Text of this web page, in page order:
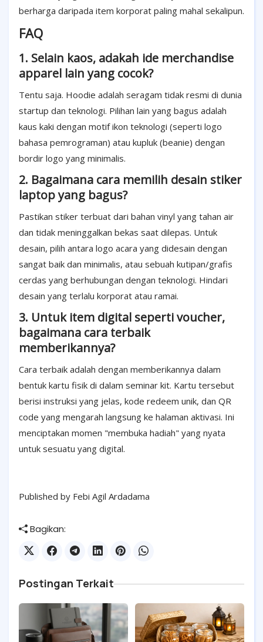
berharga daripada item korporat paling mahal sekalipun.
FAQ
1. Selain kaos, adakah ide merchandise
apparel lain yang cocok?
Tentu saja. Hoodie adalah seragam tidak resmi di dunia
startup dan teknologi. Pilihan lain yang bagus adalah
kaus kaki dengan motif ikon teknologi (seperti logo
bahasa pemrograman) atau kupluk (beanie) dengan
bordir logo yang minimalis.
2. Bagaimana cara memilih desain stiker
laptop yang bagus?
Pastikan stiker terbuat dari bahan vinyl yang tahan air
dan tidak meninggalkan bekas saat dilepas. Untuk
desain, pilih antara logo acara yang didesain dengan
sangat baik dan minimalis, atau sebuah kutipan/grafis
cerdas yang berhubungan dengan teknologi. Hindari
desain yang terlalu korporat atau ramai.
3. Untuk item digital seperti voucher,
bagaimana cara terbaik
memberikannya?
Cara terbaik adalah dengan memberikannya dalam
bentuk kartu fisik di dalam seminar kit. Kartu tersebut
berisi instruksi yang jelas, kode redeem unik, dan QR
code yang mengarah langsung ke halaman aktivasi. Ini
menciptakan momen "membuka hadiah" yang nyata
untuk sesuatu yang digital.
Published by Febi Agil Ardadama
Bagikan:
Postingan Terkait